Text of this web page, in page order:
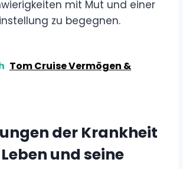
mit Mut und einer
zu begegnen.
Tom Cruise Vermögen &
der Krankheit
und seine